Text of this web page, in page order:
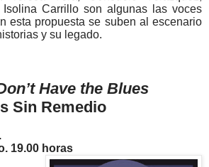
Carrillo son algunas las voces
esta propuesta se suben al escenario
y su legado.
Have the Blues
Sin Remedio
19.00 horas